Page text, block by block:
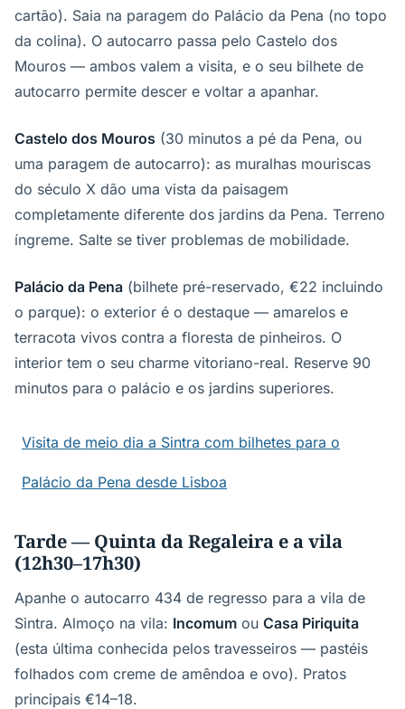
cartão). Saia na paragem do Palácio da Pena (no topo
da colina). O autocarro passa pelo Castelo dos
Mouros — ambos valem a visita, e o seu bilhete de
autocarro permite descer e voltar a apanhar.
Castelo dos Mouros (30 minutos a pé da Pena, ou
uma paragem de autocarro): as muralhas mouriscas
do século X dão uma vista da paisagem
completamente diferente dos jardins da Pena. Terreno
íngreme. Salte se tiver problemas de mobilidade.
Palácio da Pena (bilhete pré-reservado, €22 incluindo
o parque): o exterior é o destaque — amarelos e
terracota vivos contra a floresta de pinheiros. O
interior tem o seu charme vitoriano-real. Reserve 90
minutos para o palácio e os jardins superiores.
Visita de meio dia a Sintra com bilhetes para o
Palácio da Pena desde Lisboa
Tarde — Quinta da Regaleira e a vila
(12h30–17h30)
Apanhe o autocarro 434 de regresso para a vila de
Sintra. Almoço na vila: Incomum ou Casa Piriquita
(esta última conhecida pelos travesseiros — pastéis
folhados com creme de amêndoa e ovo). Pratos
principais €14–18.